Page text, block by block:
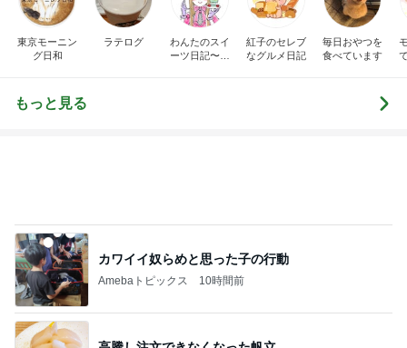
東京モーニン
グ日和
ラテログ
わんたのスイ
ーツ日記〜小
紅子のセレブ
なグルメ日記
毎日おやつを
食べています
もっと見る
カワイイ奴らめと思った子の行動
Amebaトピックス 10時間前